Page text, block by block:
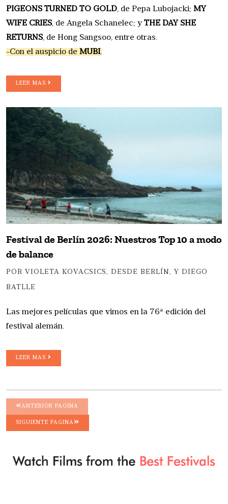
PIGEONS TURNED TO GOLD, de Pepa Lubojacki; MY
WIFE CRIES, de Angela Schanelec; yTHE DAY SHE
RETURNS, de Hong Sangsoo, entre otras.
-Con el auspicio de MUBI.
LEER MAS
Festival de Berlín 2026: Nuestros Top 10 a modo
de balance
POR VIOLETA KOVACSICS, DESDE BERLÍN, Y DIEGO
BATLLE
Las mejores películas que vimos en la 76ª edición del
festival alemán.
LEER MAS
ANTERIOR PAGINA
SIGUIENTE PAGINA